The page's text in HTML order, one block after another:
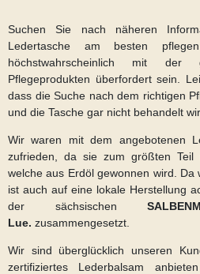
Suchen Sie nach näheren
Ledertasche am besten
höchstwahrscheinlich mit
Pflegeprodukten überfordert sein.
dass die Suche nach dem richtigen
und die Tasche gar nicht behandelt
Wir waren mit dem angebotenen
zufrieden, da sie zum größten Teil
welche aus Erdöl gewonnen wird. Da
ist auch auf eine lokale Herstellung
der sächsischen
Lue. zusammengesetzt.
Wir sind überglücklich unseren
zertifiziertes Lederbalsam